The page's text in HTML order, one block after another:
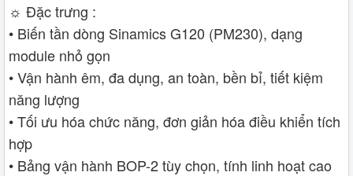
☼ Đặc trưng :
• Biến tần dòng Sinamics G120 (PM230), dạng
module nhỏ gọn
• Vận hành êm, đa dụng, an toàn, bền bỉ, tiết kiệm
năng lượng
• Tối ưu hóa chức năng, đơn giản hóa điều khiển tích
hợp
• Bảng vận hành BOP-2 tùy chọn, tính linh hoạt cao